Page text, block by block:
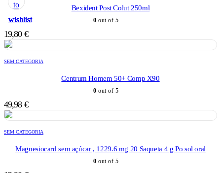
to
wishlist
to
wishlist
Bexident Post Colut 250ml
0 out of 5
19,80 €
to
wishlist
SEM CATEGORIA
Centrum Homem 50+ Comp X90
0 out of 5
49,98 €
to
wishlist
SEM CATEGORIA
Magnesiocard sem açúcar , 1229.6 mg 20 Saqueta 4 g Po sol oral
0 out of 5
to
wishlist